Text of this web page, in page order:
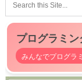
プログラミ
みんなでプログラ